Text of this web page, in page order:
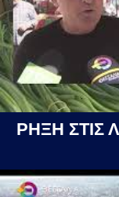
ΡΗΞΗ ΣΤΙΣ